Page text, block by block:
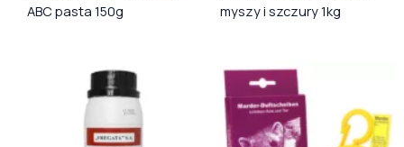
ABC pasta 150g
myszy i szczury 1kg